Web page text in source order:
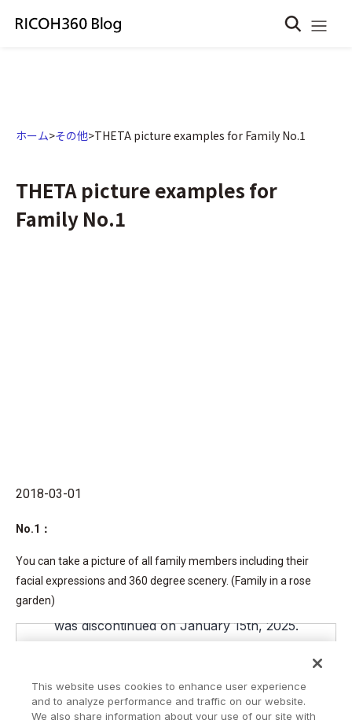
ホーム>その他>THETA picture examples for Family No.1
THETA picture examples for
Family No.1
2018-03-01
No.1：
You can take a picture of all family members including their
facial expressions and 360 degree scenery. (Family in a rose
garden)